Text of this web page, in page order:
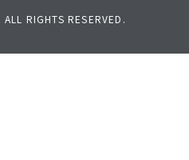
RIGHTS RESERVED.